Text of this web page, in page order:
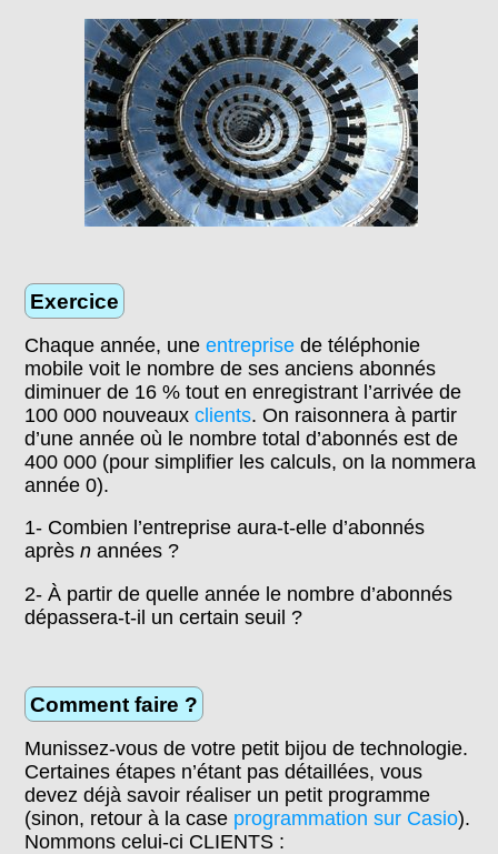
Exercice
Chaque année, uneentreprise de téléphonie
mobile voit le nombre de ses anciens abonnés
diminuer de 16 % tout en enregistrant l’arrivée de
100 000 nouveauxclients. On raisonnera à partir
d’une année où le nombre total d’abonnés est de
400 000 (pour simplifier les calculs, on la nommera
année 0).
1- Combien l’entreprise aura-t-elle d’abonnés
aprèsn années ?
2- À partir de quelle année le nombre d’abonnés
dépassera-t-il un certain seuil ?
Comment faire ?
Munissez-vous de votre petit bijou de technologie.
Certaines étapes n’étant pas détaillées, vous
devez déjà savoir réaliser un petit programme
(sinon, retour à la case programmation sur Casio).
Nommons celui-ci CLIENTS :